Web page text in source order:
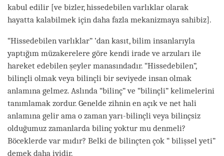
kabul edilir [ve bizler, hissedebilen varlıklar olarak
hayatta kalabilmek için daha fazla mekanizmaya sahibiz].
“Hissedebilen varlıklar” ’dan kasıt, bilim insanlarıyla
yaptığım müzakerelere göre kendi irade ve arzuları ile
hareket edebilen şeyler manasındadır. “Hissedebilen”,
bilinçli olmak veya bilinçli bir seviyede insan olmak
anlamına gelmez. Aslında “bilinç” ve “bilinçli” kelimelerini
tanımlamak zordur. Genelde zihnin en açık ve net hali
anlamına gelir ama o zaman yarı-bilinçli veya bilinçsiz
olduğumuz zamanlarda bilinç yoktur mu denmeli?
Böceklerde var mıdır? Belki de bilinçten çok “ bilişsel yeti”
demek daha iyidir.